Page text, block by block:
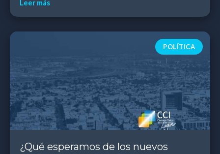
Leer más
POLÍTICA
¿Qué esperamos de los nuevos